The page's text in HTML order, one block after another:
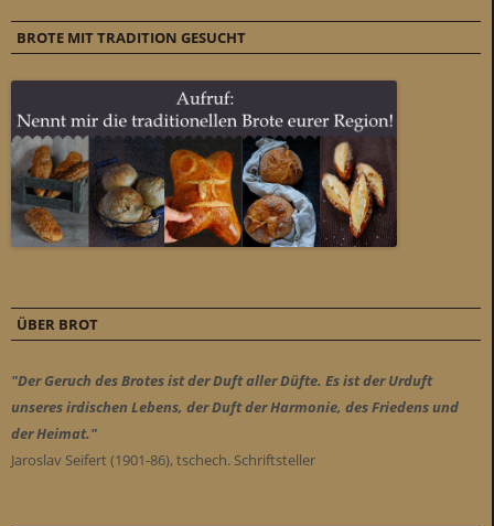
BROTE MIT TRADITION GESUCHT
ÜBER BROT
"Der Geruch des Brotes ist der Duft aller Düfte. Es ist der Urduft
unseres irdischen Lebens, der Duft der Harmonie, des Friedens und
der Heimat."
Jaroslav Seifert (1901-86), tschech. Schriftsteller